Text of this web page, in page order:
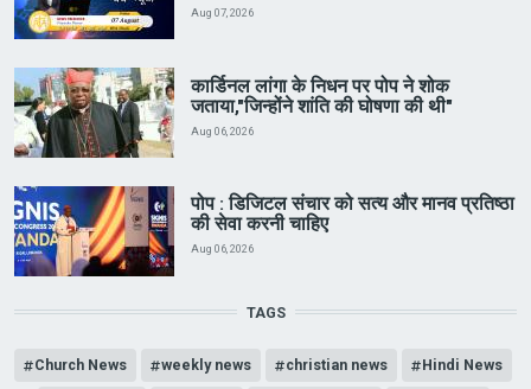
Aug 07, 2026
कार्डिनल लांगा के निधन पर पोप ने शोक
जताया,"जिन्होंने शांति की घोषणा की थी"
Aug 06, 2026
पोप : डिजिटल संचार को सत्य और मानव प्रतिष्ठा
की सेवा करनी चाहिए
Aug 06, 2026
TAGS
Church News weekly news christian news Hindi News